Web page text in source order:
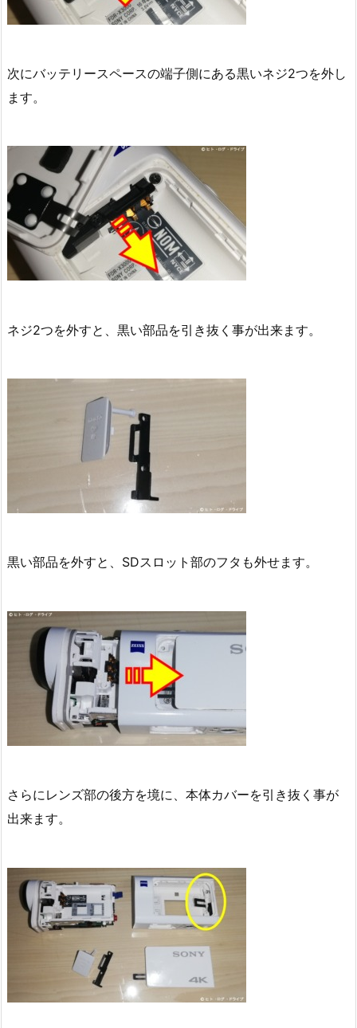
次にバッテリースペースの端子側にある黒いネジ2つを外し
ます。
ネジ2つを外すと、黒い部品を引き抜く事が出来ます。
黒い部品を外すと、SDスロット部のフタも外せます。
さらにレンズ部の後方を境に、本体カバーを引き抜く事が
出来ます。